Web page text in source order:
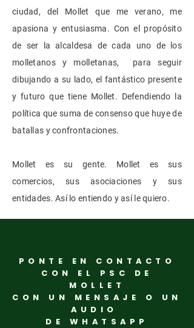
ciudad, del Mollet que me verano, me
apasiona y entusiasma. Con el propósito
de ser la alcaldesa de cada uno de los
molletanos y molletanas, para seguir
dibujando a su lado, el fantástico presente
y futuro que tiene Mollet. Defendiendo la
política que suma de consenso que huye de
batallas y confrontaciones.
Mollet es su gente. Mollet es sus
comercios, sus asociaciones y sus
entidades. Así lo entiendo y así le quiero.
PONTE EN CONTACTO
CON EL PSC DE
MOLLET
CON UN MENSAJE O UN
AUDIO
DE WHATSAPP